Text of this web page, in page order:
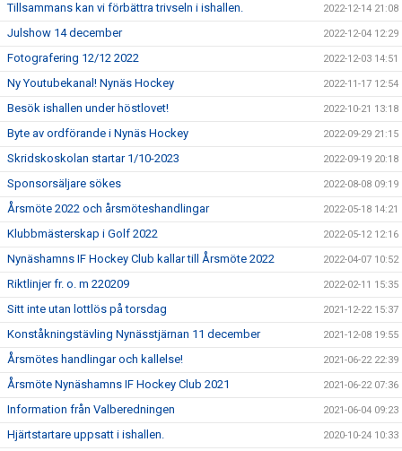
Tillsammans kan vi förbättra trivseln i ishallen. 2022-12-14 21:08
Julshow 14 december 2022-12-04 12:29
Fotografering 12/12 2022 2022-12-03 14:51
Ny Youtubekanal! Nynäs Hockey 2022-11-17 12:54
Besök ishallen under höstlovet! 2022-10-21 13:18
Byte av ordförande i Nynäs Hockey 2022-09-29 21:15
Skridskoskolan startar 1/10-2023 2022-09-19 20:18
Sponsorsäljare sökes 2022-08-08 09:19
Årsmöte 2022 och årsmöteshandlingar 2022-05-18 14:21
Klubbmästerskap i Golf 2022 2022-05-12 12:16
Nynäshamns IF Hockey Club kallar till Årsmöte 2022 2022-04-07 10:52
Riktlinjer fr. o. m 220209 2022-02-11 15:35
Sitt inte utan lottlös på torsdag 2021-12-22 15:37
Konståkningstävling Nynässtjärnan 11 december 2021-12-08 19:55
Årsmötes handlingar och kallelse! 2021-06-22 22:39
Årsmöte Nynäshamns IF Hockey Club 2021 2021-06-22 07:36
Information från Valberedningen 2021-06-04 09:23
Hjärtstartare uppsatt i ishallen. 2020-10-24 10:33